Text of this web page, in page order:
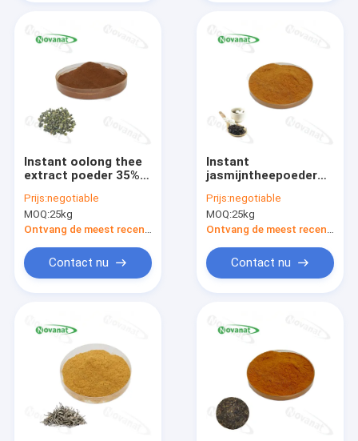
Instant oolong thee
extract poeder 35%
etikettering
Prijs:negotiable
MOQ:25kg
Contact nu
Instant
jasmijntheepoeder
polyfenolen/clean
label/wateroplosbaar
Prijs:negotiable
MOQ:25kg
Contact nu